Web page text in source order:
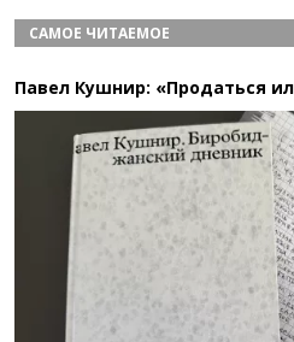
САМОЕ ЧИТАЕМОЕ
Павел Кушнир: «Продаться